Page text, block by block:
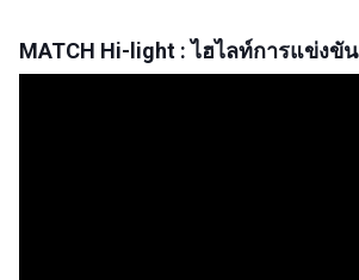
MATCH Hi-light : ไฮไลท์การแข่งขัน